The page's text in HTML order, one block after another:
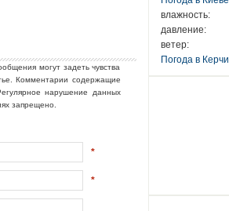
могут задеть чувства
Комментарии содержащие
нарушение данных
запрещено.
*
*
влажность:
давление:
ветер:
Погода в Керчи